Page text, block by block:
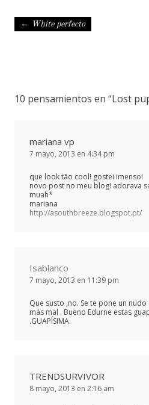
Navegación de entradas
← White perfecto
10 pensamientos en “Lost
mariana vp
7 mayo, 2013 en 4:34 pm
que look tão cool! gostei imenso!
novo post no meu blog! adorava
muah*
mariana
http://asouthbreeze.blogspot.pt/
Isablanco
7 mayo, 2013 en 11:39 pm
Que susto ,no. Se te pone un
más mal . Bueno Edurne estas
.GUAPÍSIMA.
TRENDSURVIVOR
8 mayo, 2013 en 2:16 am